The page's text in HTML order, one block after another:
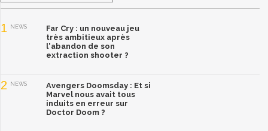
1 NEWS
Far Cry : un nouveau jeu
très ambitieux après
l'abandon de son
extraction shooter ?
2 NEWS
Avengers Doomsday : Et si
Marvel nous avait tous
induits en erreur sur
Doctor Doom ?